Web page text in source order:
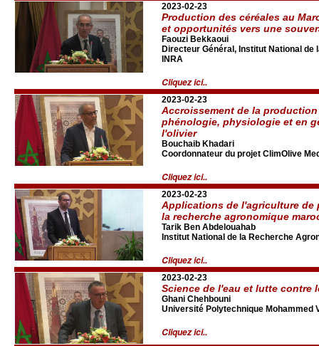
2023-02-23
Production des céréales au
et opportunités vers une
Faouzi Bekkaoui
Directeur Général, Institut National de
INRA
Cliquez ici..
2023-02-23
Accroissement de la
phénologie, physiologie et en
l'olivier
Bouchaib Khadari
Coordonnateur du projet ClimOlive
Cliquez ici..
2023-02-23
Applications de l'agriculture de
la recherche agronomique
Tarik Ben Abdelouahab
Institut National de la Recherche
Cliquez ici..
2023-02-23
Science de l'eau et lutte contre
Ghani Chehbouni
Université Polytechnique Mohammed
Cliquez ici..